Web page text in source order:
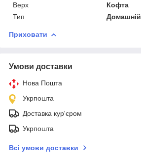
Верх
Кофта
Тип
Домашній
Приховати
Умови доставки
Нова Пошта
Укрпошта
Доставка кур'єром
Укрпошта
Всі умови доставки